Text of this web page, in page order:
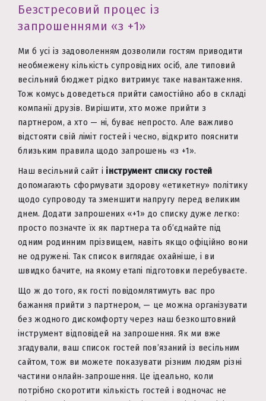
Безстресовий процес із
запрошеннями «з +1»
Ми б усі із задоволенням дозволили гостям приводити
необмежену кількість супровідних осіб, але типовий
весільний бюджет рідко витримує таке навантаження.
Тож комусь доведеться прийти самостійно або в складі
компанії друзів. Вирішити, хто може прийти з
партнером, а хто — ні, буває непросто. Але важливо
відстояти свій ліміт гостей і чесно, відкрито пояснити
близьким правила щодо запрошень «з +1».
Наш весільний сайт і інструмент списку гостей
допомагають сформувати здорову «етикетну» політику
щодо супроводу та зменшити напругу перед великим
днем. Додати запрошених «+1» до списку дуже легко:
просто позначте їх як партнера та об’єднайте під
одним родинним прізвищем, навіть якщо офіційно вони
не одружені. Так список виглядає охайніше, і ви
швидко бачите, на якому етапі підготовки перебуваєте.
Що ж до того, як гості повідомлятимуть вас про
бажання прийти з партнером, — це можна організувати
без жодного дискомфорту через наш безкоштовний
інструмент відповідей на запрошення. Як ми вже
згадували, ваш список гостей пов’язаний із весільним
сайтом, тож ви можете показувати різним людям різні
частини онлайн‑запрошення. Це ідеально, коли
потрібно скоротити кількість гостей і водночас не